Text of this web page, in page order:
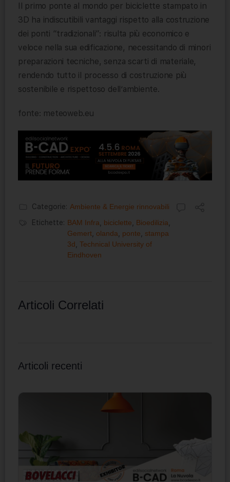
Il primo ponte al mondo per biciclette stampato in
3D ha indiscutibili vantaggi rispetto alla costruzione
dei ponti “tradizionali”: risulta più economico e
veloce nella sua edificazione, necessitando di minori
preparazioni tecniche, senza scarti di materiale,
rendendo tutto il processo di costruzione più
sostenibile e rispettoso dell’ambiente.
fonte: meteoweb.eu
Categorie: Ambiente & Energie rinnovabili
Etichette: BAM Infra biciclette Bioedilizia
Gemert olanda ponte
stampa
3d Technical University of
Eindhoven
Articoli Correlati
Articoli recenti